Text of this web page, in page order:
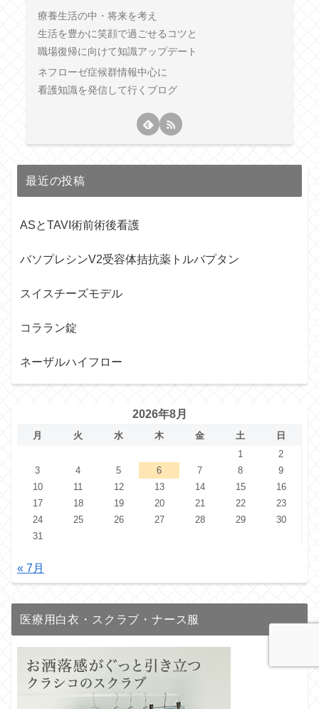
療養生活の中・将来を考え
生活を豊かに笑顔で過ごせるコツと
職場復帰に向けて知識アップデート
ネフローゼ症候群情報中心に
看護知識を発信して行くブログ
最近の投稿
ASとTAVI術前術後看護
バソプレシンV2受容体拮抗薬トルバプタン
スイスチーズモデル
コララン錠
ネーザルハイフロー
2026年8月
月 火 水 木 金 土
日
1
2
3
4 5 6 7 8
9
10
11 12 13 14 15
16
17
18 19 20 21 22
23
24
25 26 27 28 29
30
31
« 7月
医療用白衣・スクラブ・ナース服